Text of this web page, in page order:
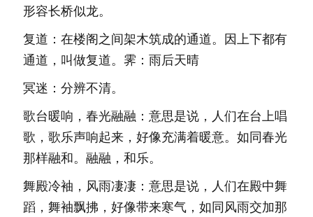
形容长桥似龙。
复道：在楼阁之间架木筑成的通道。因上下都有
通道，叫做复道。霁：雨后天晴
冥迷：分辨不清。
歌台暖响，春光融融：意思是说，人们在台上唱
歌，歌乐声响起来，好像充满着暖意。如同春光
那样融和。融融，和乐。
舞殿冷袖，风雨凄凄：意思是说，人们在殿中舞
蹈，舞袖飘拂，好像带来寒气，如同风雨交加那